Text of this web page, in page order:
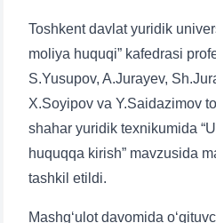
Toshkent davlat yuridik
moliya huquqi” kafedrasi
S.Yusupov, A.Jurayev,
X.Soyipov va Y.Saidazimov
shahar yuridik texnikumida
huquqqa kirish” mavzusida
tashkil etildi.
Mashg‘ulot davomida